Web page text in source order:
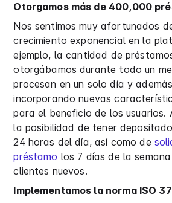
Otorgamos más de 400,000
Nos sentimos muy afortunados
crecimiento exponencial en la
ejemplo, la cantidad de
otorgábamos durante todo un
procesan en un solo día y
incorporando nuevas
para el beneficio de los usuarios.
la posibilidad de tener
24 horas del día, así como de
préstamo los 7 días de la
clientes nuevos.
Implementamos la norma ISO